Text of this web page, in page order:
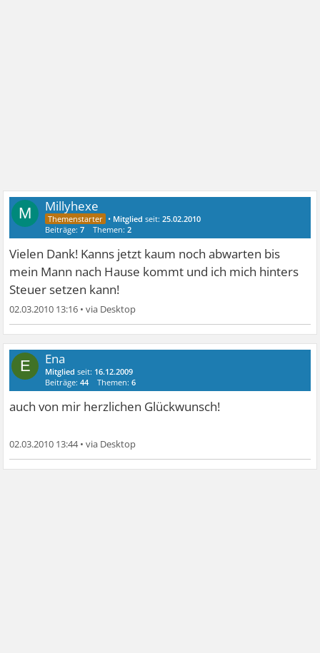
M Millyhexe
• Mitglied seit:25.02.2010
Beiträge:7 Themen:2
Vielen Dank! Kanns jetzt kaum noch abwarten bis
mein Mann nach Hause kommt und ich mich hinters
Steuer setzen kann!
02.03.2010 13:16 •
E Ena
Mitglied seit: 16.12.2009
Beiträge:44 Themen:6
auch von mir herzlichen Glückwunsch!
02.03.2010 13:44•